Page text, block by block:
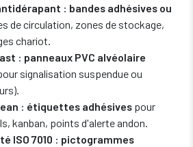
: bandes adhésives ou
de circulation, zones de stockage,
chariot.
: panneaux PVC alvéolaire
signalisation suspendue ou
: étiquettes adhésives pour
kanban, points d'alerte andon.
ISO 7010 : pictogrammes